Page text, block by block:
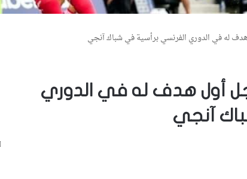
له في الدوري الفرنسي برأسية في شباك آنجي
أول هدف له في الدوري
آنجي